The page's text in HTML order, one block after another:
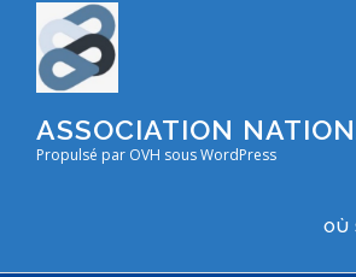
contenu
ASSOCIATION
Propulsé par OVH sous WordPress
OÙ